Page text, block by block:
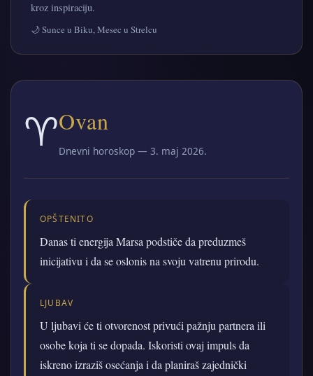
kroz inspiraciju.
🌙 Sunce u Biku, Mesec u Strelcu
♈Ovan
Dnevni horoskop — 3. maj 2026.
OPŠTENITO
Danas ti energija Marsa podstiče da preduzmeš
inicijativu i da se oslonis na svoju vatrenu prirodu.
LJUBAV
U ljubavi će ti otvorenost privući pažnju partnera ili
osobe koja ti se dopada. Iskoristi ovaj impuls da
iskreno izraziš osećanja i da planiraš zajednički